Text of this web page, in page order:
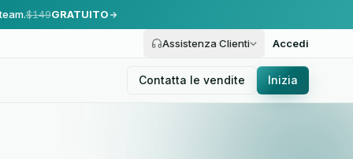
$149GRATUITO
Assistenza Clienti Accedi
Contatta le vendite Inizia